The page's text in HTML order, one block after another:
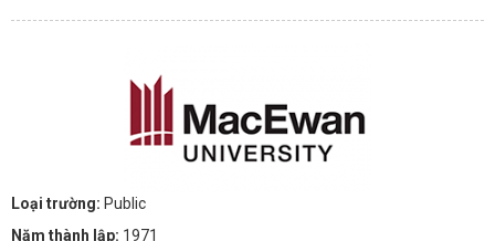
Loại trường: Public
Năm thành lập: 1971